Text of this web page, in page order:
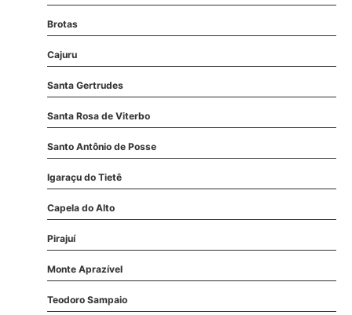
Brotas
Cajuru
Santa Gertrudes
Santa Rosa de Viterbo
Santo Antônio de Posse
Igaraçu do Tietê
Capela do Alto
Pirajuí
Monte Aprazível
Teodoro Sampaio